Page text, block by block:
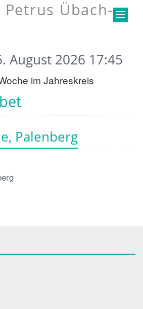
Petrus Übach-
August 2026 17:45
im Jahreskreis
Palenberg